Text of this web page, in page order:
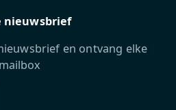
nieuwsbrief
en ontvang elke